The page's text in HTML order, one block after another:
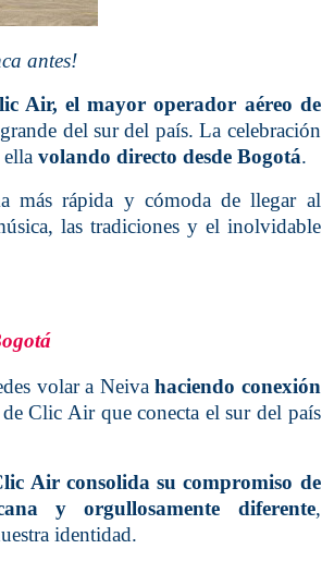
antes!
Air, el mayor operador aéreo de
del sur del país. La celebración
ella volando directo desde Bogotá.
más rápida y cómoda de llegar al
las tradiciones y el inolvidable
volar a Neivahaciendo conexión
Clic Air que conecta el sur del país
Air consolida su compromiso de
y orgullosamente diferente,
identidad.